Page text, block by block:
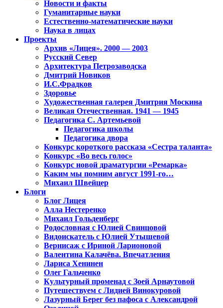
Новости и факты
Гуманитарные науки
Естественно-математические науки
Наука в лицах
Проекты
Архив «Лицея». 2000 — 2003
Русский Север
Архитектура Петрозаводска
Дмитрий Новиков
И.С.Фрадков
Здоровье
Художественная галерея Дмитрия Москина
Великая Отечественная. 1941 — 1945
Педагогика С. Артемьевой
Педагогика школы
Педагогика двора
Конкурс короткого рассказа «Сестра таланта»
Конкурс «Во весь голос»
Конкурс новой драматургии «Ремарка»
Каким мы помним август 1991-го…
Михаил Швейцер
Блоги
Блог Лицея
Алла Нестеренко
Михаил Гольденберг
Родословная с Юлией Свинцовой
Видоискатель с Юлией Утышевой
Вернисаж с Ириной Ларионовой
Валентина Калачёва. Впечатления
Лариса Хенинен
Олег Гальченко
Культурный променад с Зоей Арнаутовой
Путешествуем с Лидией Винокуровой
Лазурный Берег без пафоса с Александрой